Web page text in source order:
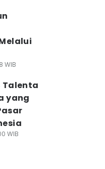
WIB
Talenta
yang
WIB